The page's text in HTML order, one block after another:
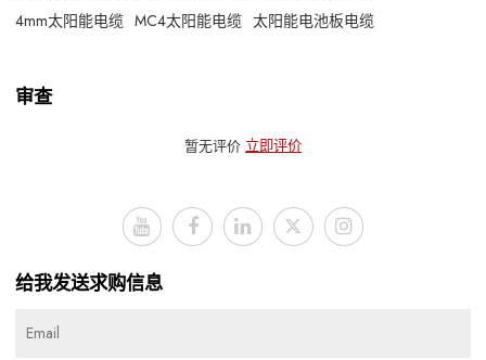
4mm太阳能电缆 MC4太阳能电缆 太阳能电池板电缆
审查
暂无评价 立即评价
给我发送求购信息